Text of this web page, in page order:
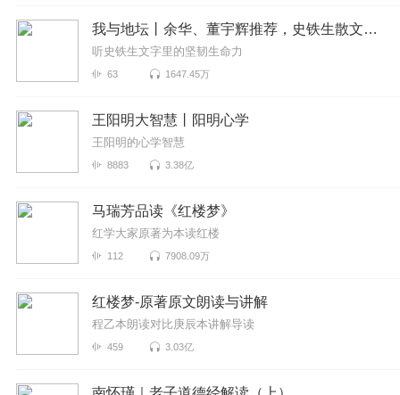
我与地坛丨余华、董宇辉推荐，史铁生散文代表丨句句不离死，字字都是生
听史铁生文字里的坚韧生命力
63 1647.45万
王阳明大智慧丨阳明心学
王阳明的心学智慧
8883 3.38亿
马瑞芳品读《红楼梦》
红学大家原著为本读红楼
112 7908.09万
红楼梦-原著原文朗读与讲解
程乙本朗读对比庚辰本讲解导读
459 3.03亿